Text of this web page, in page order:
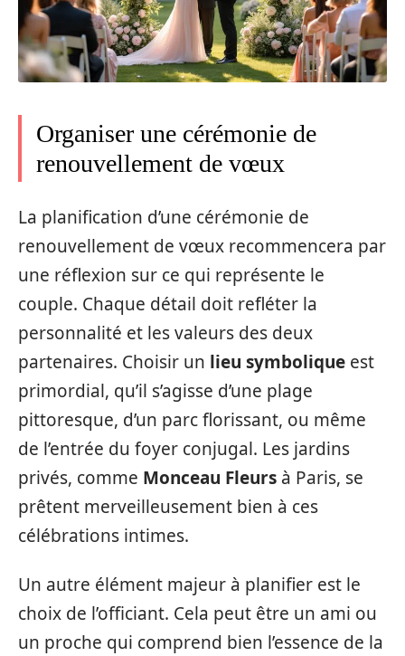
Organiser une cérémonie de
renouvellement de vœux
La planification d’une cérémonie de
renouvellement de vœux recommencera par
une réflexion sur ce qui représente le
couple. Chaque détail doit refléter la
personnalité et les valeurs des deux
partenaires. Choisir un lieu symbolique est
primordial, qu’il s’agisse d’une plage
pittoresque, d’un parc florissant, ou même
de l’entrée du foyer conjugal. Les jardins
privés, comme Monceau Fleurs à Paris, se
prêtent merveilleusement bien à ces
célébrations intimes.
Un autre élément majeur à planifier est le
choix de l’officiant. Cela peut être un ami ou
un proche qui comprend bien l’essence de la